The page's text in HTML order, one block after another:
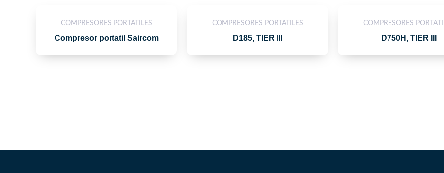
COMPRESORES PORTATILES
Compresor portatil Saircom
COMPRESORES PORTATILES
D185, TIER III
COMPRESORES
D750H, TIER III